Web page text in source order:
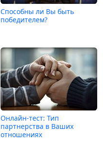
Способны ли Вы быть
победителем?
Онлайн-тест: Тип
партнерства в Ваших
отношениях